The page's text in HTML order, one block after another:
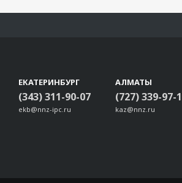
ЕКАТЕРИНБУРГ
(343) 311-90-07
ekb@nnz-ipc.ru
АЛМАТЫ
(727) 339-97-
kaz@nnz.ru